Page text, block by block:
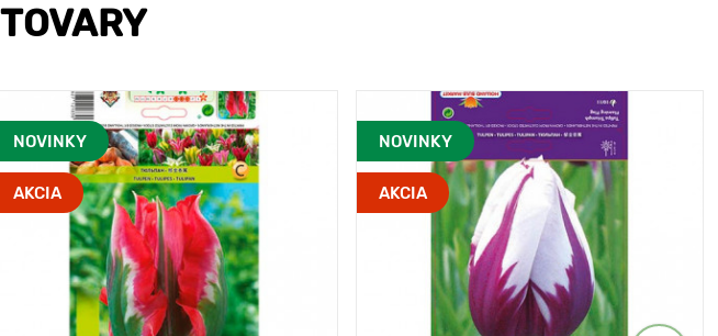
NOVINKY
AKCIA
NOVINKY
AKCIA